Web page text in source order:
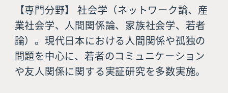
【専門分野】 社会学（ネットワーク論、産
業社会学、人間関係論、家族社会学、若者
論）。現代日本における人間関係や孤独の
問題を中心に、若者のコミュニケーション
や友人関係に関する実証研究を多数実施。